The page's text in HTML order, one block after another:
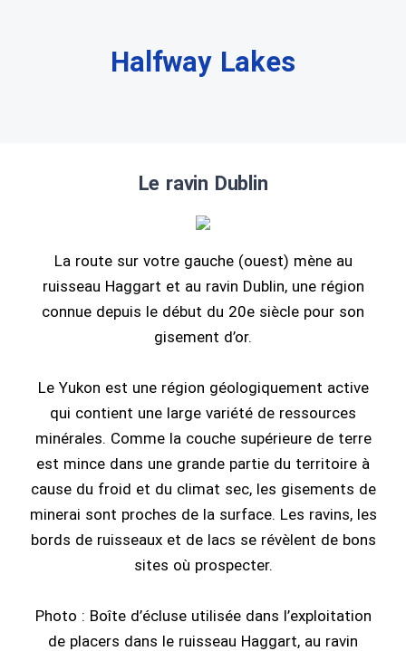
Halfway Lakes
Le ravin Dublin
La route sur votre gauche (ouest) mène au
ruisseau Haggart et au ravin Dublin, une région
connue depuis le début du 20e siècle pour son
gisement d’or.
Le Yukon est une région géologiquement active
qui contient une large variété de ressources
minérales. Comme la couche supérieure de terre
est mince dans une grande partie du territoire à
cause du froid et du climat sec, les gisements de
minerai sont proches de la surface. Les ravins, les
bords de ruisseaux et de lacs se révèlent de bons
sites où prospecter.
Photo : Boîte d’écluse utilisée dans l’exploitation
de placers dans le ruisseau Haggart, au ravin